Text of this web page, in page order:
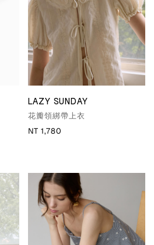
LAZY SUNDAY
花瓣領綁帶上衣
NT 1,780